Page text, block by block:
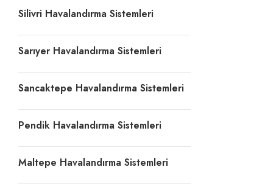
Silivri Havalandırma Sistemleri
Sarıyer Havalandırma Sistemleri
Sancaktepe Havalandırma Sistemleri
Pendik Havalandırma Sistemleri
Maltepe Havalandırma Sistemleri